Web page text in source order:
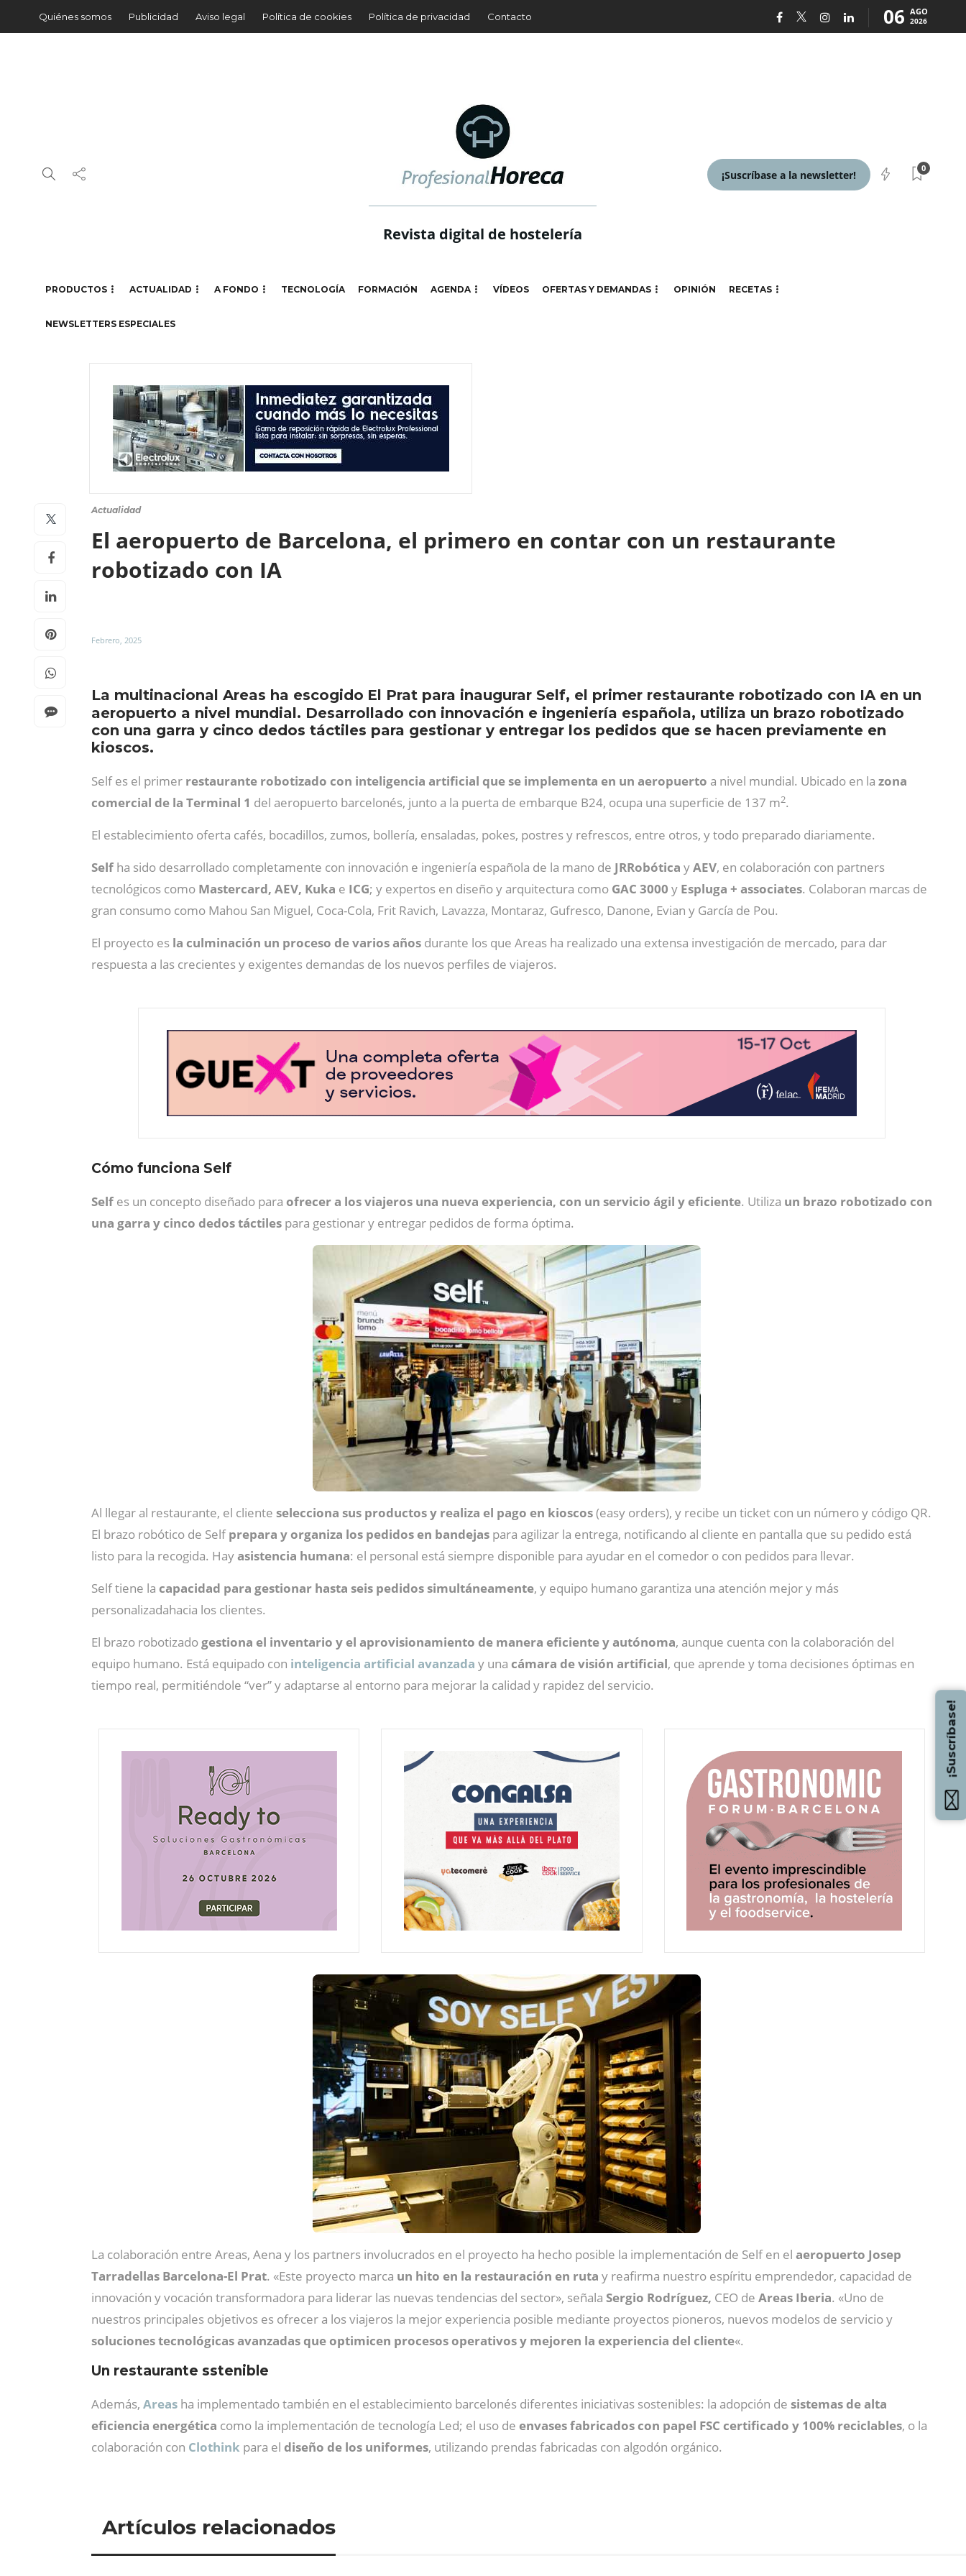
Quiénes somos Publicidad Aviso legal Política de cookies Política de privacidad Contacto 06 AGO
2026
Revista digital de hostelería
¡Suscríbase a la newsletter!
0
PRODUCTOS ACTUALIDAD A FONDO TECNOLOGÍA FORMACIÓN AGENDA VÍDEOS OFERTAS Y DEMANDAS OPINIÓN RECETAS
NEWSLETTERS ESPECIALES
Actualidad
El aeropuerto de Barcelona, el primero en contar con un restaurante
robotizado con IA
Febrero, 2025
La multinacional Areas ha escogido El Prat para inaugurar Self, el primer restaurante robotizado con IA en un
aeropuerto a nivel mundial. Desarrollado con innovación e ingeniería española, utiliza un brazo robotizado
con una garra y cinco dedos táctiles para gestionar y entregar los pedidos que se hacen previamente en
kioscos.
Self es el primer restaurante robotizado con inteligencia artificial que se implementa en un aeropuerto a nivel mundial. Ubicado en la zona
comercial de la Terminal 1 del aeropuerto barcelonés, junto a la puerta de embarque B24, ocupa una superficie de 137 m2.
El establecimiento oferta cafés, bocadillos, zumos, bollería, ensaladas, pokes, postres y refrescos, entre otros, y todo preparado diariamente.
Self ha sido desarrollado completamente con innovación e ingeniería española de la mano de JRRobótica yAEV, en colaboración con partners
tecnológicos como Mastercard, AEV, Kuka e ICG; y expertos en diseño y arquitectura como GAC 3000 y Espluga + associates. Colaboran marcas de
gran consumo como Mahou San Miguel, Coca-Cola, Frit Ravich, Lavazza, Montaraz, Gufresco, Danone, Evian y García de Pou.
El proyecto es la culminación un proceso de varios años durante los que Areas ha realizado una extensa investigación de mercado, para dar
respuesta a las crecientes y exigentes demandas de los nuevos perfiles de viajeros.
Cómo funciona Self
Self es un concepto diseñado para ofrecer a los viajeros una nueva experiencia, con un servicio ágil y eficiente. Utiliza un brazo robotizado con
una garra y cinco dedos táctiles para gestionar y entregar pedidos de forma óptima.
Al llegar al restaurante, el cliente selecciona sus productos y realiza el pago en kioscos(easy orders), y recibe un ticket con un número y código QR.
El brazo robótico de Selfprepara y organiza los pedidos en bandejas para agilizar la entrega, notificando al cliente en pantalla que su pedido está
listo para la recogida. Hayasistencia humana: el personal está siempre disponible para ayudar en el comedor o con pedidos para llevar.
Self tiene la capacidad para gestionar hasta seis pedidos simultáneamente, y equipo humano garantiza una atención mejor y más
personalizadahacia los clientes.
El brazo robotizado gestiona el inventario y el aprovisionamiento de manera eficiente y autónoma, aunque cuenta con la colaboración del
equipo humano. Está equipado con inteligencia artificial avanzada y una cámara de visión artificial, que aprende y toma decisiones óptimas en
tiempo real, permitiéndole “ver” y adaptarse al entorno para mejorar la calidad y rapidez del servicio.
La colaboración entre Areas, Aena y los partners involucrados en el proyecto ha hecho posible la implementación de Self en el aeropuerto Josep
Tarradellas Barcelona-El Prat. «Este proyecto marca un hito en la restauración en ruta y reafirma nuestro espíritu emprendedor, capacidad de
innovación y vocación transformadora para liderar las nuevas tendencias del sector», señala Sergio Rodríguez, CEO de Areas Iberia. «Uno de
nuestros principales objetivos es ofrecer a los viajeros la mejor experiencia posible mediante proyectos pioneros, nuevos modelos de servicio y
soluciones tecnológicas avanzadas que optimicen procesos operativos y mejoren la experiencia del cliente«.
Un restaurante sstenible
Además, Areas ha implementado también en el establecimiento barcelonés diferentes iniciativas sostenibles: la adopción de sistemas de alta
eficiencia energética como la implementación de tecnología Led; el uso de envases fabricados con papel FSC certificado y 100% reciclables, o la
colaboración con Clothink para el diseño de los uniformes, utilizando prendas fabricadas con algodón orgánico.
Artículos relacionados
¡Suscríbase!